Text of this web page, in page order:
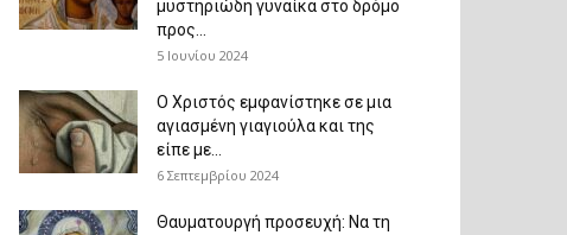
μυστηριώδη γυναίκα στο δρόμο
προς...
5 Ιουνίου 2024
Ο Χριστός εμφανίστηκε σε μια
αγιασμένη γιαγιούλα και της
είπε με...
6 Σεπτεμβρίου 2024
Θαυματουργή προσευχή: Να τη